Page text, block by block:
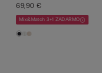
69,90 €
Mix&Match 3+1 ZADARMO